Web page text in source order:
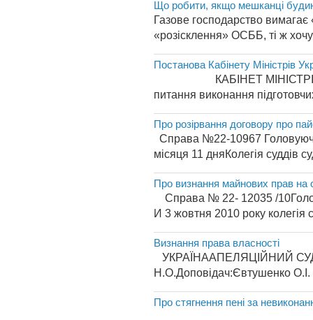
Що робити, якщо мешканці
Газове господарство
«розісклення» ОСББ, ті ж
Постанова Кабінету Міністрів
КАБІНЕТ
питання виконання
Про розірвання договору про
Справа №22-10967
місяця 11 дняКолегія суддів
Про визнання майнових прав на
Справа № 22- 12035 /
И 3 жовтня 2010 року колегія
Визнання права власності
УКРАЇНААПЕЛЯЦІЙНИЙ СУД
Н.О.Доповідач:Євтушенко
Про стягнення пені за